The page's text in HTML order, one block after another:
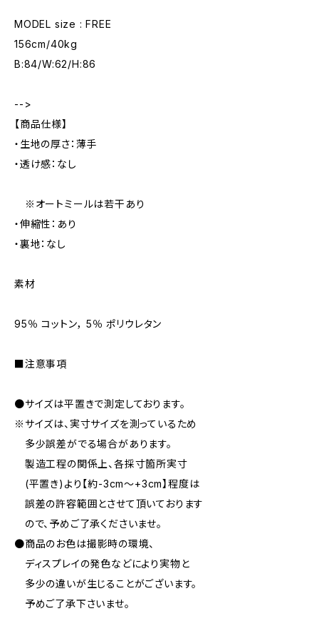
MODEL size : FREE
156cm/40kg
B:84/W:62/H:86
-->
【商品仕様】
・生地の厚さ：薄手
・透け感：なし
※オートミールは若干あり
・伸縮性：あり
・裏地：なし
素材
95％ コットン， 5％ ポリウレタン
■注意事項
●サイズは平置きで測定しております。
※サイズは、実寸サイズを測っているため
多少誤差がでる場合があります。
製造工程の関係上、各採寸箇所実寸
(平置き)より【約-3cm〜+3cm】程度は
誤差の許容範囲とさせて頂いております
ので、予めご了承くださいませ。
●商品のお色は撮影時の環境、
ディスプレイの発色などにより実物と
多少の違いが生じることがございます。
予めご了承下さいませ。